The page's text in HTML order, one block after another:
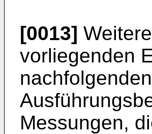
[0013]
vorliegenden
Messungen,